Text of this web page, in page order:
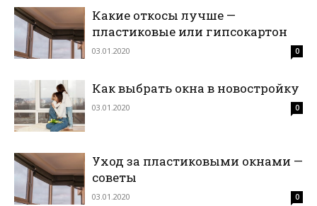
Какие откосы лучше —
пластиковые или гипсокартон
03.01.2020 0
Как выбрать окна в новостройку
03.01.2020 0
Уход за пластиковыми окнами —
советы
03.01.2020 0